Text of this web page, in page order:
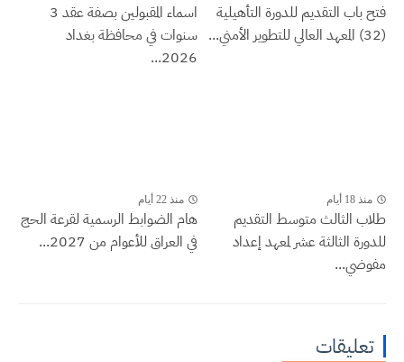
فتح باب التقديم للدورة التأهيلية
(32) المعهد العالي للتطوير الأمني...
اسماء المقبولين بصفة عقد 3
سنوات في محافظة بغداد
2026...
منذ 18 أيام
طلاب الثالث متوسط التقديم
للدورة الثالثة عشر لمعهد إعداد
مفوضي...
منذ 22 أيام
هام الضوابط الرسمية لقرعة الحج
في العراق للأعوام من 2027...
تعليقات